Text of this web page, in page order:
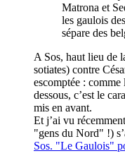
Matrona et
les gaulois
sépare des
A Sos, haut lieu de
sotiates) contre
escomptée :
dessous, c’est le
mis en avant.
Et j’ai vu
"gens du Nord" !)
Sos. "Le Gaulois"